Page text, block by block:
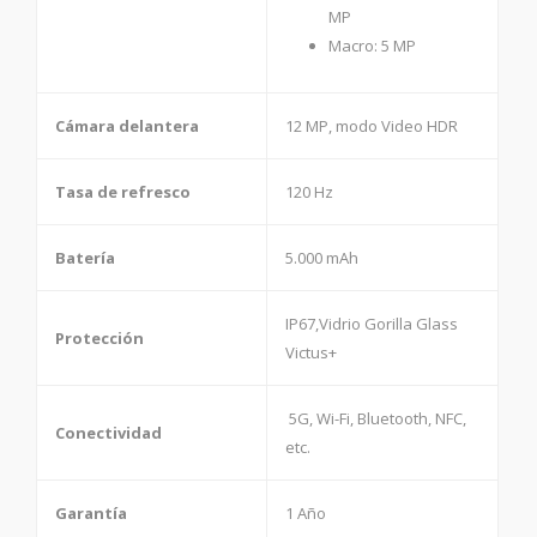
MP
Macro: 5 MP
Cámara delantera 12 MP, modo Video HDR
Tasa de refresco 120 Hz
Batería 5.000 mAh
Protección
IP67,Vidrio Gorilla Glass
Victus+
Conectividad
5G, Wi-Fi, Bluetooth, NFC,
etc.
Garantía 1 Año